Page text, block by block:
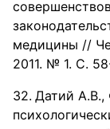
медицины //
2011. № 1. С.
Датий А.В.,